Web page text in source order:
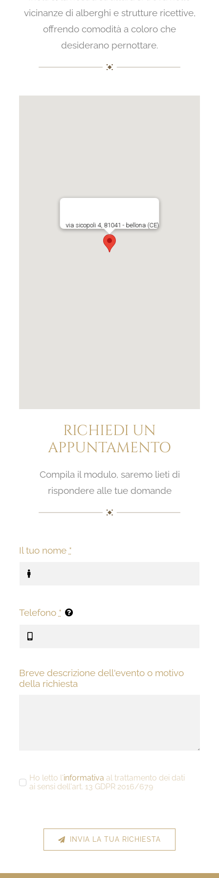
vicinanze di alberghi e strutture ricettive,
offrendo comodità a coloro che
desiderano pernottare.
via sicopoli 4, 81041 - bellona (CE)
RICHIEDI UN
APPUNTAMENTO
Compila il modulo, saremo lieti di
rispondere alle tue domande
Il tuo nome *
Telefono *
Breve descrizione dell'evento o motivo
della richiesta
Ho letto l'informativa al trattamento dei dati
ai sensi dell'art. 13 GDPR 2016/679
INVIA LA TUA RICHIESTA